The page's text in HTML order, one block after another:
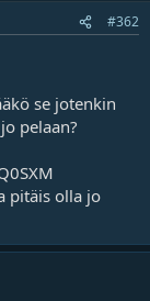
#362
se jotenkin
pelaan?
pitäis olla jo